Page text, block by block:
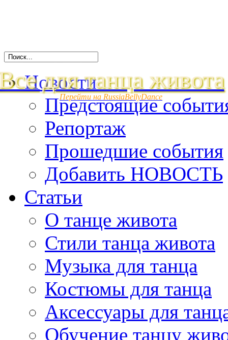
для танца живота
Перейти на RussiaBellyDance
Новости
Предстоящие
Репортаж
Прошедшие события
Добавить НОВОСТЬ
Статьи
О танце живота
Стили танца живота
Музыка для танца
Костюмы для танца
Аксессуары для
Обучение танцу